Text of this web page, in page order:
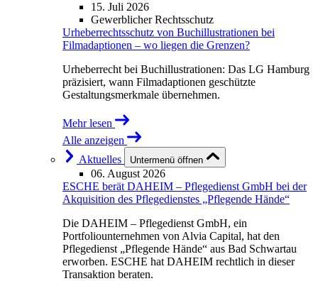
15. Juli 2026
Gewerblicher Rechtsschutz
Urheberrechtsschutz von Buchillustrationen bei
Filmadaptionen – wo liegen die Grenzen?
Urheberrecht bei Buchillustrationen: Das LG Hamburg
präzisiert, wann Filmadaptionen geschützte
Gestaltungsmerkmale übernehmen.
Mehr lesen
Alle anzeigen
Aktuelles
Untermenü öffnen
06. August 2026
ESCHE berät DAHEIM – Pflegedienst GmbH bei der
Akquisition des Pflegedienstes „Pflegende Hände“
Die DAHEIM – Pflegedienst GmbH, ein
Portfoliounternehmen von Alvia Capital, hat den
Pflegedienst „Pflegende Hände“ aus Bad Schwartau
erworben. ESCHE hat DAHEIM rechtlich in dieser
Transaktion beraten.